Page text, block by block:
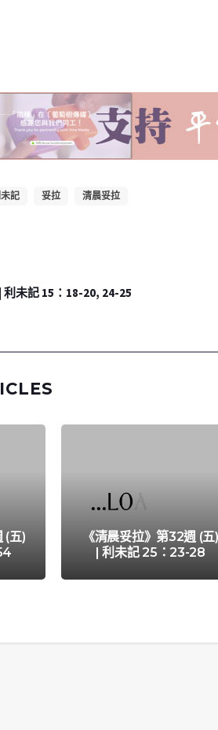
記 妥拉 清晨妥拉
利未記 15：18-20, 24-25
(五)
《清晨妥拉》第32週 (五)
| 利未記 25：23-28